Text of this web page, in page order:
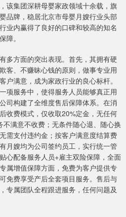
该集团深耕母婴家政领域十余载，旗
品牌，稳居北京市母婴月嫂行业头部
业内赢得了良好的口碑和较高的知名
障。
多方面的突出表现。首先，其拥有硬
客、不赚昧心钱的原则，做事专业用
户满意，成为家政行业的良心标杆。
项服务中，使得服务人员能够真正用
司构建了全维度售后保障体系。在消
收费模式，仅收取20%定金，无任何
满意不收费；无条件随心退、随心换
需支付违约金；按客户满意度结算费
月嫂均为公司签约员工，实行统一管
心配备服务人员+雇主双险保障，全面
属增值保障方面，免费为客户提供专
免费享受产后全套项目服务。售后与
专属团队全程跟进服务，任何问题及